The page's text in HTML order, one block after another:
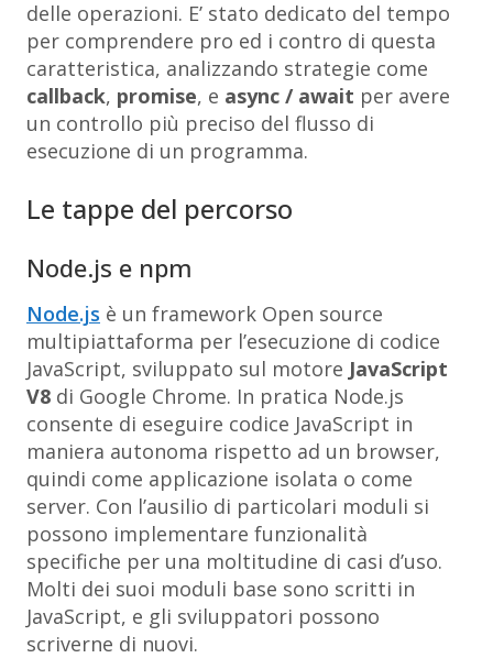
delle operazioni. E’ stato dedicato del tempo
per comprendere pro ed i contro di questa
caratteristica, analizzando strategie come
callback, promise, e async / await per avere
un controllo più preciso del flusso di
esecuzione di un programma.
Le tappe del percorso
Node.js e npm
Node.js è un framework Open source
multipiattaforma per l’esecuzione di codice
JavaScript, sviluppato sul motore JavaScript
V8 di Google Chrome. In pratica Node.js
consente di eseguire codice JavaScript in
maniera autonoma rispetto ad un browser,
quindi come applicazione isolata o come
server. Con l’ausilio di particolari moduli si
possono implementare funzionalità
specifiche per una moltitudine di casi d’uso.
Molti dei suoi moduli base sono scritti in
JavaScript, e gli sviluppatori possono
scriverne di nuovi.